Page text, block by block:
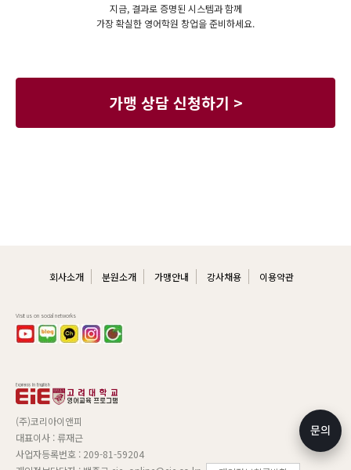
문의
지금, 결과로 증명된 시스템과 함께
가장 확실한 영어학원 창업을 준비하세요.
가맹 상담 신청하기 >
회사소개 분원소개 가맹안내 강사채용 이용약관
Visit us on social networks
(주)코리아이앤피
대표이사 : 류재근
사업자등록번호 : 209-81-59204